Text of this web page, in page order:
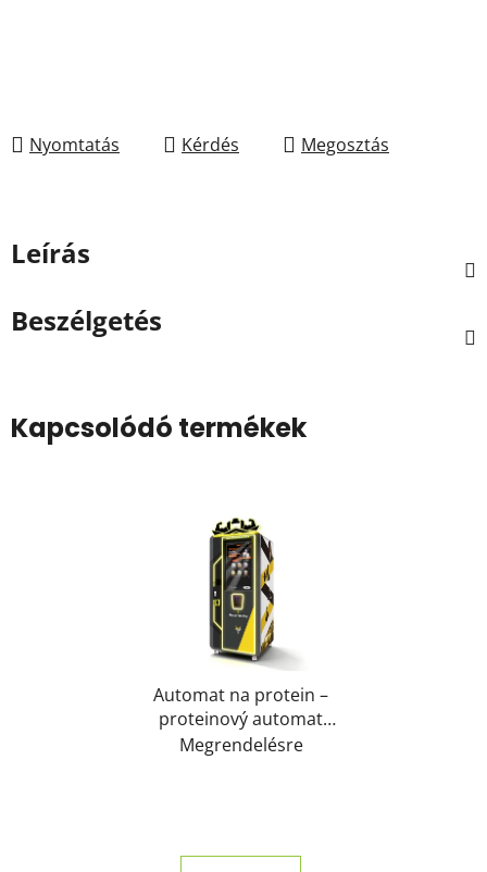
Nyomtatás Kérdés Megosztás
Leírás
Beszélgetés
Kapcsolódó termékek
Automat na protein –
proteinový automat
nové generace
Megrendelésre